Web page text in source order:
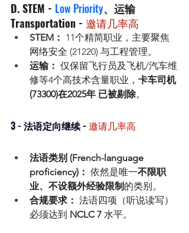
D. STEM - Low Priority、运输
Transportation - 邀请几率高
STEM： 11个精简职业，主要聚焦
网络安全 (21220) 与工程管理。
运输： 仅保留飞行员及飞机/汽车维
修等4个高技术含量职业， 卡车司机
(73300)在2025年 已被剔除。
3 - 法语定向继续 - 邀请几率高
法语类别 (French-language
proficiency)： 依然是唯一不限职
业、不设额外经验限制 的类别。
合规要求： 法语四项（听说读写）
必须达到 NCLC 7 水平。